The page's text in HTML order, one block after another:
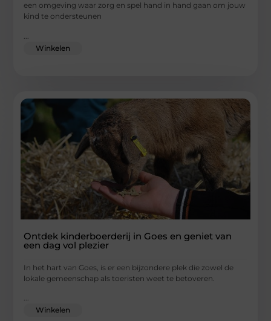
een omgeving waar zorg en spel hand in hand gaan om jouw
kind te ondersteunen
Winkelen
Ontdek kinderboerderij in Goes en geniet van
een dag vol plezier
In het hart van Goes, is er een bijzondere plek die zowel de
lokale gemeenschap als toeristen weet te betoveren.
...
Winkelen